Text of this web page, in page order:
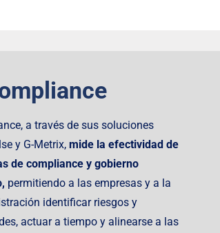
a través de sus soluciones
y G-Metrix, mide la efectividad de
de compliance y gobierno
permitiendo a las empresas y a la
identificar riesgos y
actuar a tiempo y alinearse a las